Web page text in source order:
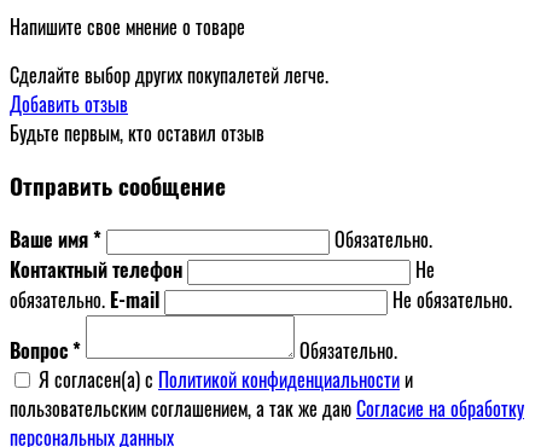
Напишите свое мнение о товаре
Сделайте выбор других покупалетей легче.
Добавить отзыв
Будьте первым, кто оставил отзыв
Отправить сообщение
Ваше имя *
Обязательно.
Контактный телефон
Не
обязательно. E-mail
Не обязательно.
Вопрос *
Обязательно.
Я согласен(a) с Политикой конфиденциальностии
пользовательским соглашением, а так же даюСогласие на обработку
персональных данных